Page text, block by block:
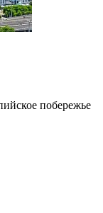
побережье